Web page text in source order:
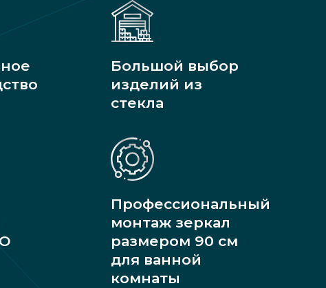
Большой выбор
изделий из
стекла
Профессиональный
монтаж зеркал
размером 90 см
для ванной
комнаты